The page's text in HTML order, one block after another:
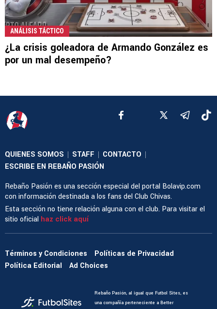
ANÁLISIS TÁCTICO
¿La crisis goleadora de Armando González es
por un mal desempeño?
QUIENES SOMOS | STAFF | CONTACTO |
ESCRIBE EN REBAÑO PASIÓN
Rebaño Pasión es una sección especial del portal Bolavip.com
con información destinada a los fans del Club Chivas.
Esta sección no tiene relación alguna con el club. Para visitar el
sitio oficial haz click aquí
Términos y Condiciones
Políticas de Privacidad
Política Editorial
Ad Choices
Rebaño Pasión, al igual que Futbol Sites, es
una compañía perteneciente a Better